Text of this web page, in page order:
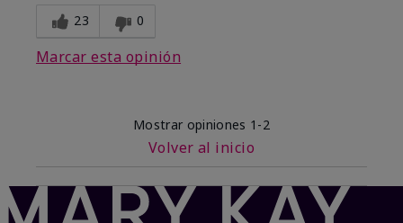
23 0
Marcar esta opinión
Mostrar opiniones 1-2
Volver al inicio